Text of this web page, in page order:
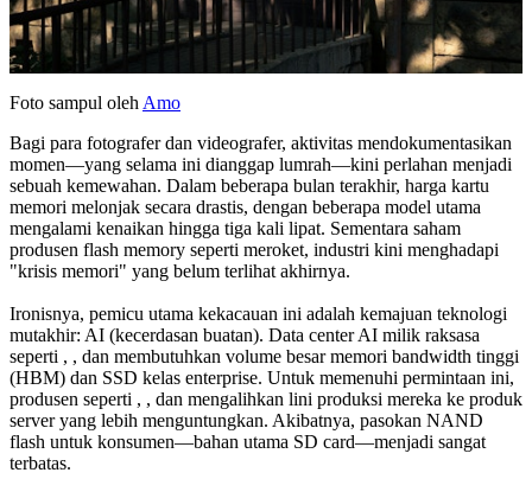
Foto sampul olehAmo
Bagi para fotografer dan videografer, aktivitas mendokumentasikan
momen—yang selama ini dianggap lumrah—kini perlahan menjadi
sebuah kemewahan. Dalam beberapa bulan terakhir, harga kartu
memori melonjak secara drastis, dengan beberapa model utama
mengalami kenaikan hingga tiga kali lipat. Sementara saham
produsen flash memory seperti meroket, industri kini menghadapi
"krisis memori" yang belum terlihat akhirnya.
Ironisnya, pemicu utama kekacauan ini adalah kemajuan teknologi
mutakhir: AI (kecerdasan buatan). Data center AI milik raksasa
seperti , , dan membutuhkan volume besar memori bandwidth tinggi
(HBM) dan SSD kelas enterprise. Untuk memenuhi permintaan ini,
produsen seperti , , dan mengalihkan lini produksi mereka ke produk
server yang lebih menguntungkan. Akibatnya, pasokan NAND
flash untuk konsumen—bahan utama SD card—menjadi sangat
terbatas.